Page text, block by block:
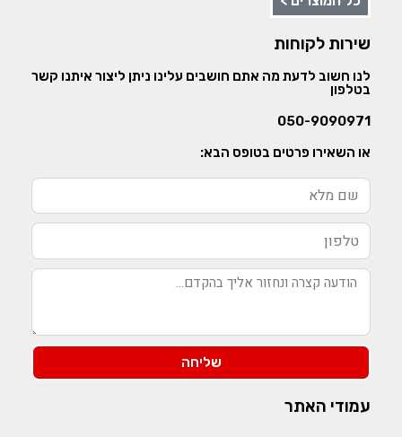
שירות לקוחות
לנו חשוב לדעת מה אתם חושבים עלינו ניתן ליצור איתנו קשר
בטלפון
050-9090971
או השאירו פרטים בטופס הבא:
שליחה
עמודי האתר